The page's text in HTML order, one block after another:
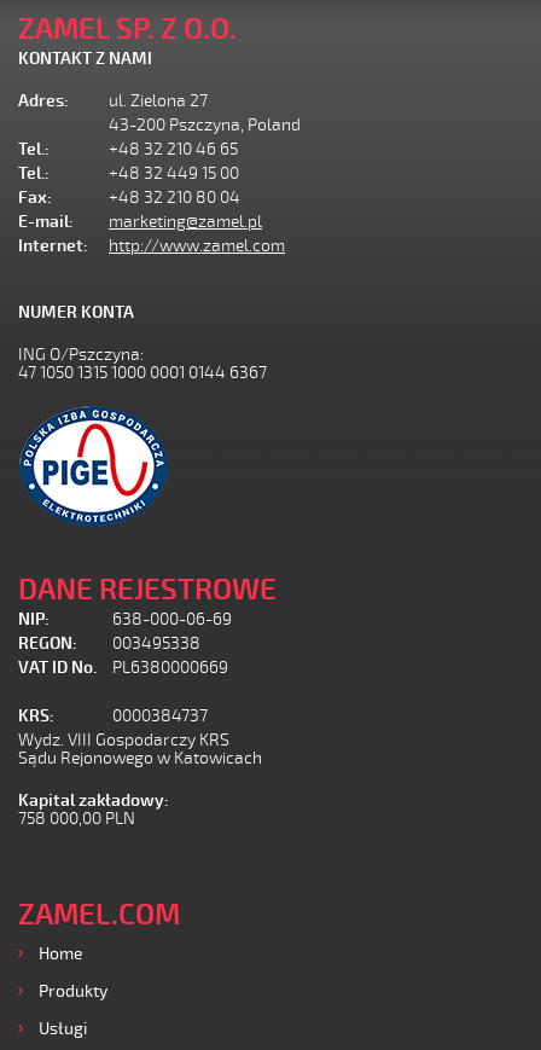
ZAMEL SP. Z O.O.
KONTAKT Z NAMI
Adres:
ul. Zielona 27
43-200 Pszczyna, Poland
Tel.:
+48 32 210 46 65
Tel.:
+48 32 449 15 00
Fax:
+48 32 210 80 04
E-mail:
marketing@zamel.pl
Internet:
http://www.zamel.com
NUMER KONTA
ING O/Pszczyna:
47 1050 1315 1000 0001 0144 6367
DANE REJESTROWE
NIP:
638-000-06-69
REGON:
003495338
VAT ID No.
PL6380000669
KRS:
0000384737
Wydz. VIII Gospodarczy KRS
Sądu Rejonowego w Katowicach
Kapital zakładowy:
758 000,00 PLN
ZAMEL.COM
Home
Produkty
Usługi